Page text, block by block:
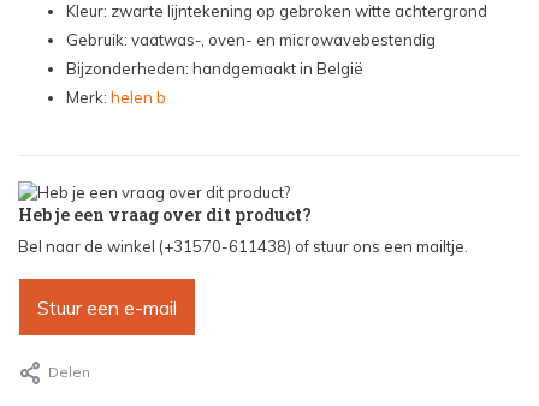
Kleur: zwarte lijntekening op gebroken witte achtergrond
Gebruik: vaatwas-, oven- en microwavebestendig
Bijzonderheden: handgemaakt in België
Merk: helen b
Heb je een vraag over dit product?
Bel naar de winkel (+31570-611438) of stuur ons een mailtje.
Stuur een e-mail
Delen